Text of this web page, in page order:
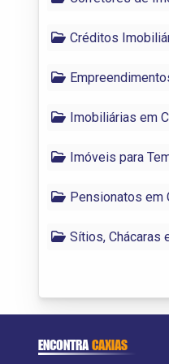
Créditos
Imobiliárias em
Imóveis para
Pensionatos em
Sítios, Chácaras
ENCONTRACAXIAS